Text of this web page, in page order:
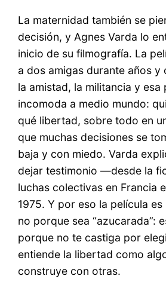
La maternidad también se
decisión, y Agnes Varda lo
inicio de su filmografía. La
a dos amigas durante años y
la amistad, la militancia y esa
incomoda a medio mundo:
qué libertad, sobre todo en
que muchas decisiones se
baja y con miedo. Varda
dejar testimonio —desde la
luchas colectivas en Francia
1975. Y por eso la película
no porque sea “azucarada”:
porque no te castiga por
entiende la libertad como
construye con otras.